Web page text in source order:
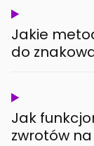
Jakie
do
Jak
zwrotów